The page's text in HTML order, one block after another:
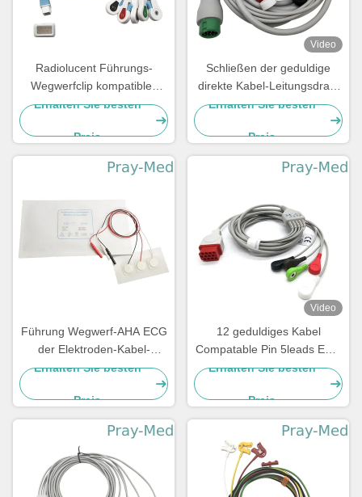
Radiolucent Führungs-
Wegwerfclip kompatibles
Covidien ECG-
Erhalten Sie besten
Preis
Video
Schließen der geduldige
direkte Kabel-Leitungsdraht
EA6232B ECG an
Erhalten Sie besten
Preis
Führung Wegwerf-AHA ECG
der Elektroden-Kabel-
Neugeboren-pädiatrische 3
Erhalten Sie besten
Preis
Video
12 geduldiges Kabel
Compatable Pin 5leads ECG
mit Bionet BM5 BM7
Erhalten Sie besten
Preis